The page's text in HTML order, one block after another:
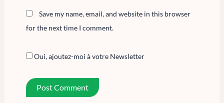
Save my name, email, and website in this browser
for the next time I comment.
Oui, ajoutez-moi à votre Newsletter